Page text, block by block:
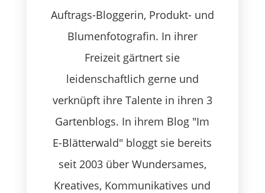
Auftrags-Bloggerin, Produkt- und
Blumenfotografin. In ihrer
Freizeit gärtnert sie
leidenschaftlich gerne und
verknüpft ihre Talente in ihren 3
Gartenblogs. In ihrem Blog "Im
E-Blätterwald" bloggt sie bereits
seit 2003 über Wundersames,
Kreatives, Kommunikatives und